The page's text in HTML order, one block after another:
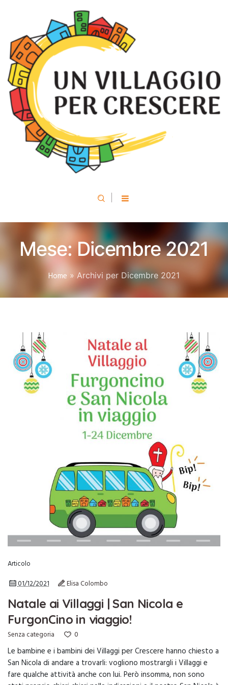
Mese:Dicembre 2021
Home » Archivi per Dicembre 2021
Articolo
01/12/2021
Elisa Colombo
Natale ai Villaggi | San Nicola e
FurgonCino in viaggio!
Senza categoria 0
Le bambine e i bambini dei Villaggi per Crescere hanno chiesto a
San Nicola di andare a trovarli: vogliono mostrargli i Villaggi e
fare qualche attività anche con lui. Però insomma, non sono